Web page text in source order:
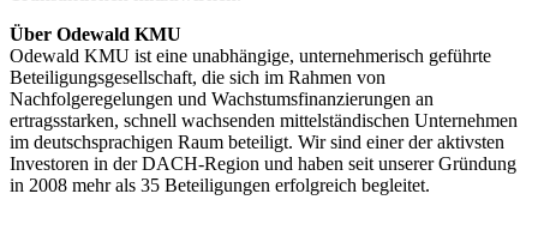
Über Odewald KMU
Odewald KMU ist eine unabhängige, unternehmerisch geführte
Beteiligungsgesellschaft, die sich im Rahmen von
Nachfolgeregelungen und Wachstumsfinanzierungen an
ertragsstarken, schnell wachsenden mittelständischen Unternehmen
im deutschsprachigen Raum beteiligt. Wir sind einer der aktivsten
Investoren in der DACH-Region und haben seit unserer Gründung
in 2008 mehr als 35 Beteiligungen erfolgreich begleitet.